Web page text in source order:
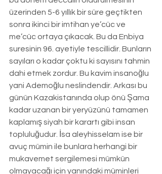
üzerinden 5-6 yıllık bir süre geçtikten
sonra ikinci bir imtihan ye’cüc ve
me’cüc ortaya çıkacak. Bu da Enbiya
suresinin 96. ayetiyle tescillidir. Bunların
sayıları o kadar çoktu ki sayısını tahmin
dahi etmek zordur. Bu kavim insanoğlu
yani Ademoğlu neslindendir. Arkası bu
günün Kazakistanında olup önü Şama
kadar uzanan bir yeryüzünü tamamen
kaplamış siyah bir karartı gibi insan
topluluğudur. İsa aleyhisselam ise bir
avuç mümin ile bunlara herhangi bir
mukavemet sergilemesi mümkün
olmayacağı için yanındaki müminleri